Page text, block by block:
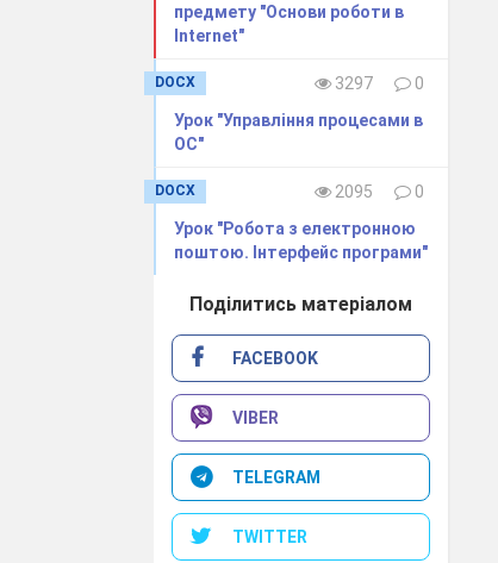
предмету "Основи роботи в
Internet"
DOCX 3297
0
Урок "Управління процесами в
ОС"
DOCX 2095
0
Урок "Робота з електронною
поштою. Інтерфейс програми"
Поділитись матеріалом
FACEBOOK
VIBER
TELEGRAM
TWITTER